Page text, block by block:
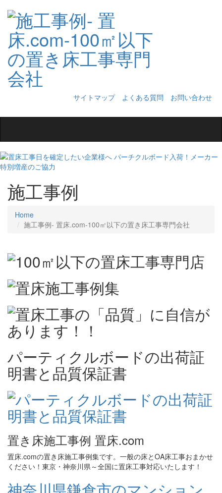
サイトマップ よくある質問
お問い合わせ
navigation
施工事例
Home
施工事例‐ 置床.com-100㎡以下の置き床工事専門会社
パーティクルボードの出荷証
明書と品質保証書
置き床施工事例 置床.com
置床.comの置き床施工事例集です。一般の床とOA床工事おまかせ
ください！東京・神奈川県～全国に置床工事対応いたします！